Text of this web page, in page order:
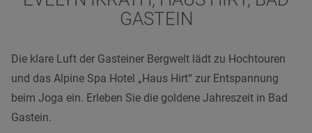
GASTEIN
Die klare Luft der Gasteiner Bergwelt lädt zu Hochtouren
und das Alpine Spa Hotel „Haus Hirt“ zur Entspannung
beim Joga ein. Erleben Sie die goldene Jahreszeit in Bad
Gastein.